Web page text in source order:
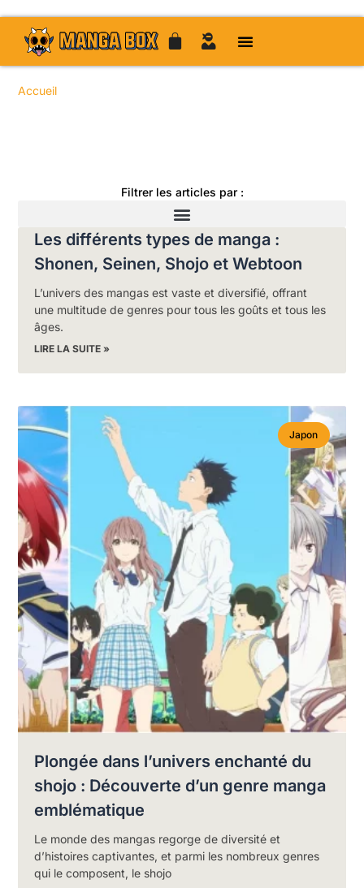
Accueil
Filtrer les articles par :
Les différents types de manga :
Shonen, Seinen, Shojo et Webtoon
L’univers des mangas est vaste et diversifié, offrant
une multitude de genres pour tous les goûts et tous les
âges.
LIRE LA SUITE »
Japon
Plongée dans l’univers enchanté du
shojo : Découverte d’un genre manga
emblématique
Le monde des mangas regorge de diversité et
d’histoires captivantes, et parmi les nombreux genres
qui le composent, le shojo